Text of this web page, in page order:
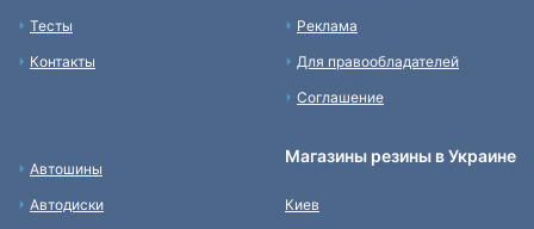
Тесты
Контакты
Реклама
Для правообладателей
Соглашение
Автошины
Автодиски
Магазины резины в Украине
Киев